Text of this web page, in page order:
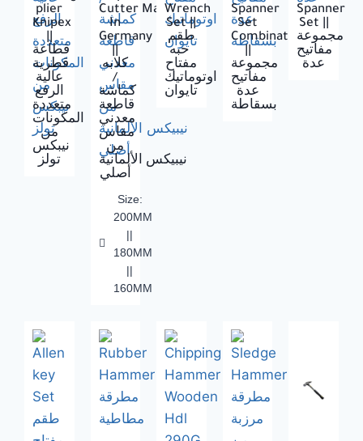
plier
Knipex
||
قطاعة
قطرية
عالية
الرفع
متعددة
المكونات
من
نيبكس
تولز
Cutter Made
In
Germany
كلابه
/
كماشة
قاطعة
معدني
مقاس
من
نيبيكس الألمانية
أصلي
Size:
200MM
||
180MM
||
160MM
Wrench
Set ||
طقم
حبه
مفتاح
اوتوماتيك
تايوان
Spanner
Set
Combination
مجموعة
مفاتيح
عدة
بسقاطة
Spanner
Set ||
مجموعة
مفاتيح
عدة